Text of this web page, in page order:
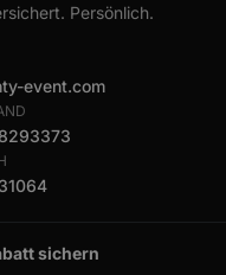
Persönlich.
event.com
sichern